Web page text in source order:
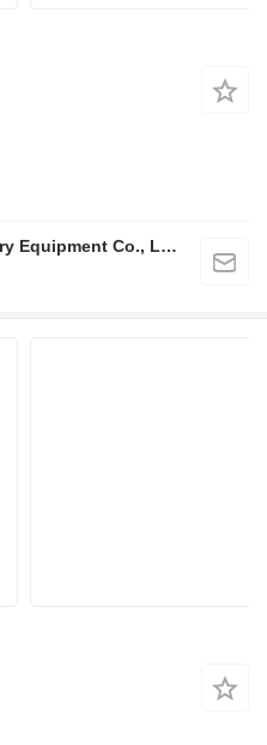
Guangzhou Jianming Machinery Equipment Co., Ltd.